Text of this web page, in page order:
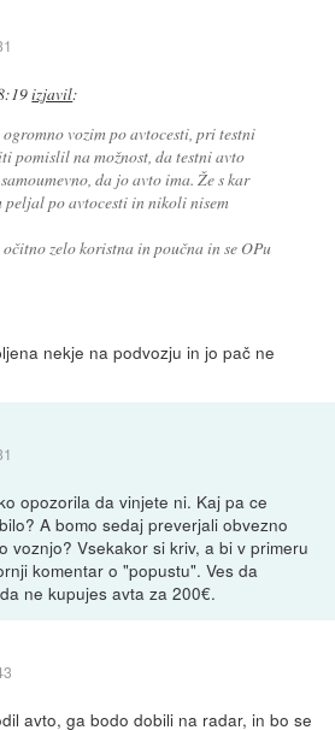
izjavil:
ogromno vozim po avtocesti, pri testni
pomislil na možnost, da testni avto
da jo avto ima. Že s kar
peljal po avtocesti in nikoli nisem
očitno zelo koristna in poučna in se OPu
nekje na podvozju in jo pač ne
opozorila da vinjete ni. Kaj pa ce
A bomo sedaj preverjali obvezno
voznjo? Vsekakor si kriv, a bi v primeru
komentar o "popustu". Ves da
ne kupujes avta za 200€.
avto, ga bodo dobili na radar, in bo se